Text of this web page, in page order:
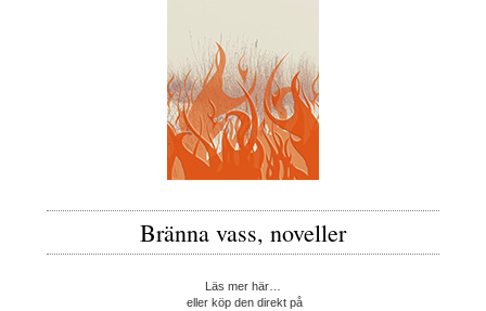
Bränna vass, noveller
Läs mer här…
eller köp den direkt på